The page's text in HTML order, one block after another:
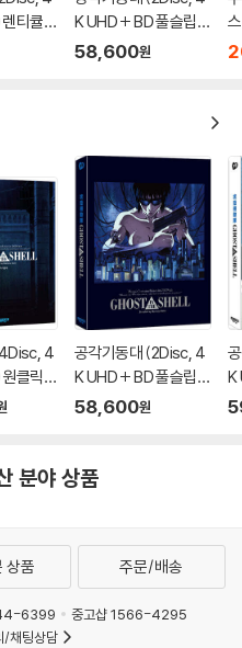
티큘러
정판
K UHD + BD 풀슬립
스틸북 한정판 B Typ
58,600원
4
클릭박
C Ty
공각기동대 (2Disc, 4
K UHD + BD 풀슬립
스틸북 한정판 B Typ
58,600원
K
분야 상품
상품 주문/배송
6399
중고샵 1566-4295
채팅상담